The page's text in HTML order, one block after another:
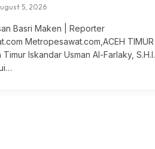
5, 2026
Basri Maken | Reporter
Metropesawat.com,ACEH TIMUR
Iskandar Usman Al-Farlaky, S.H.I.,